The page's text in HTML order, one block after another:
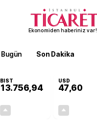
Ekonomiden haberiniz var!
Bugün Son Dakika
BIST
13.756,94
USD
47,60